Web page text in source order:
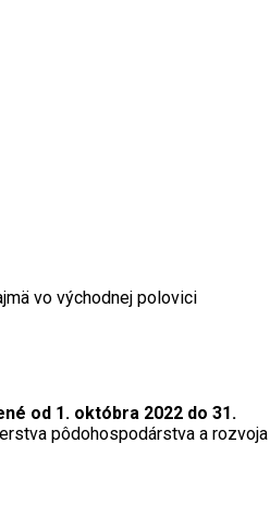
vo východnej polovici
od 1. októbra 2022 do 31.
pôdohospodárstva a rozvoja